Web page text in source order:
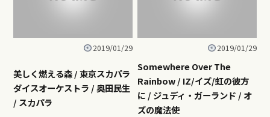
2019/01/29
美しく燃える森 / 東京スカパラ
ダイスオーケストラ / 奥田民生
/ スカパラ
2019/01/29
Somewhere Over The
Rainbow / IZ/イズ/虹の彼方
に / ジュディ・ガーランド / オ
ズの魔法使